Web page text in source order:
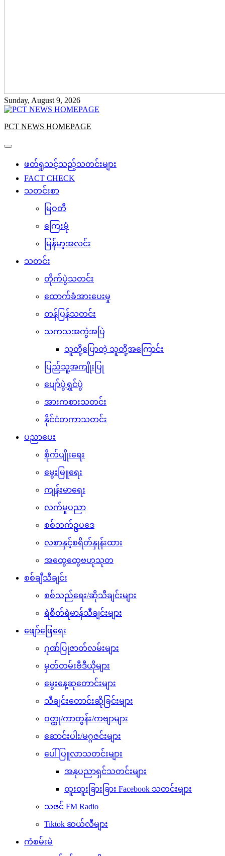
Sunday, August 9, 2026
PCT NEWS HOMEPAGE
ဖတ်ရှုသင့်သည့်သတင်းများ
FACT CHECK
သတင်းစာ
မြဝတီ
ကြေးမုံ
မြန်မာ့အလင်း
သတင်း
တိုက်ပွဲသတင်း
ထောက်ခံအားပေးမှု
တန်ပြန်သတင်း
သကသအကွဲအပြဲ
သူတို့ပြောတဲ့ သူတို့အကြောင်း
ပြည်သူ့အကျိုးပြု
ပျော်ပွဲရွှင်ပွဲ
အားကစားသတင်း
နိုင်ငံတကာသတင်း
ပညာပေး
စိုက်ပျိုးရေး
မွေးမြူရေး
ကျန်းမာရေး
လက်မှုပညာ
စစ်ဘက်ဥပဒေ
လစာနှင့်စရိတ်နှုန်းထား
အထွေထွေဗဟုသုတ
စစ်ချီသီချင်း
စစ်သည်ရေး/ဆိုသီချင်းများ
ရဲစိတ်ရဲမာန်သီချင်းများ
ဖျော်ဖြေရေး
ဂုဏ်ပြုဇာတ်လမ်းများ
မှတ်တမ်းဗီဒီယိုများ
မွေးနေ့ဆုတောင်းများ
သီချင်းတောင်းဆိုခြင်းများ
ဝတ္ထု/ကာတွန်း/ကဗျာများ
ဆောင်းပါး/မဂ္ဂဇင်းများ
ပေါ်ပြူလာသတင်းများ
အနုပညာရှင်သတင်းများ
ထူးထူးခြားခြား Facebook သတင်းများ
သဇင် FM Radio
Tiktok ဆယ်လီများ
ကံစမ်းမဲ